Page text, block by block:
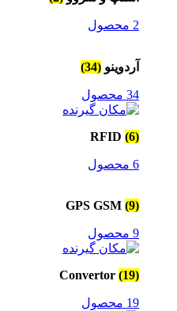
2 محصول
آردوینو (34)
34 محصول
RFID (6)
6 محصول
GPS GSM (9)
9 محصول
Convertor (19)
19 محصول